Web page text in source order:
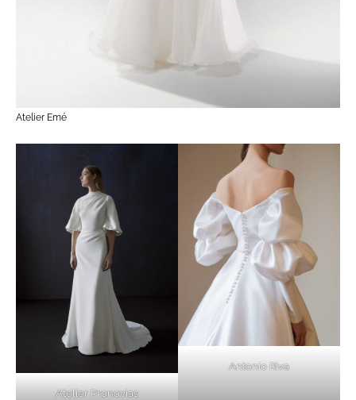
Atelier Emé
Atelier Pronovias
Antonio Riva